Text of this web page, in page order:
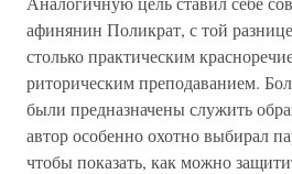
афинянин Поликрат, с той
столько практическим
риторическим преподаванием.
были предназначе­ны служить
автор особенно охот­но выбирал
чтобы показать, как мож­но